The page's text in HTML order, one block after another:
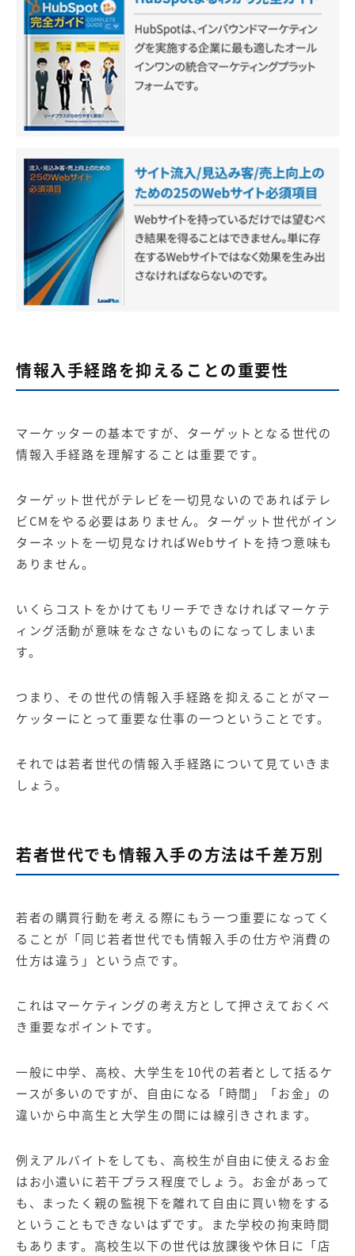
情報入手経路を抑えることの重要性
マーケッターの基本ですが、ターゲットとなる世代の
情報入手経路を理解することは重要です。
ターゲット世代がテレビを一切見ないのであればテレ
ビCMをやる必要はありません。ターゲット世代がイン
ターネットを一切見なければWebサイトを持つ意味も
ありません。
いくらコストをかけてもリーチできなければマーケテ
ィング活動が意味をなさないものになってしまいま
す。
つまり、その世代の情報入手経路を抑えることがマー
ケッターにとって重要な仕事の一つということです。
それでは若者世代の情報入手経路について見ていきま
しょう。
若者世代でも情報入手の方法は千差万別
若者の購買行動を考える際にもう一つ重要になってく
ることが「同じ若者世代でも情報入手の仕方や消費の
仕方は違う」という点です。
これはマーケティングの考え方として押さえておくべ
き重要なポイントです。
一般に中学、高校、大学生を10代の若者として括るケ
ースが多いのですが、自由になる「時間」「お金」の
違いから中高生と大学生の間には線引きされます。
例えアルバイトをしても、高校生が自由に使えるお金
はお小遣いに若干プラス程度でしょう。お金があって
も、まったく親の監視下を離れて自由に買い物をする
ということもできないはずです。また学校の拘束時間
もあります。高校生以下の世代は放課後や休日に「店